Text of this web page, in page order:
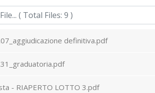
definitiva.pdf
- RIAPERTO LOTTO 3.pdf